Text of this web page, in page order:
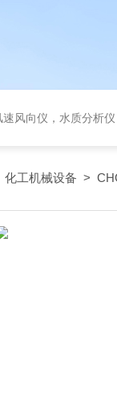
风向仪，水质分析
化工机械设备 >